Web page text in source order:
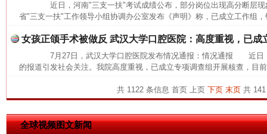
近日，河南"三支一扶"考试成绩公布，部分岗位出现高分断层现
省"三支一扶"工作领导小组协调办公室发布《声明》称，已成立工作组
女孩正颌手术被做反 武汉大学口腔医院：高度重视，已成
7月27日，武汉大学口腔医院发布情况通报：情况通报 近日
的报道引发社会关注。我院高度重视，已成立专项调查组开展核查，目
共 1122 条信息 首页 上页 下页 末页共 141
全球视频图文新闻
网上购药对药下症？